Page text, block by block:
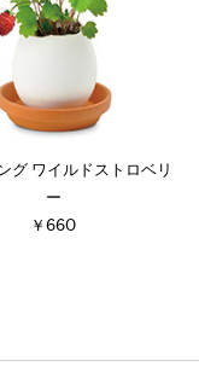
グ ワイルドストロベリ
ー
￥660